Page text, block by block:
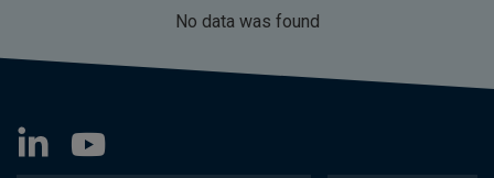
No data was found